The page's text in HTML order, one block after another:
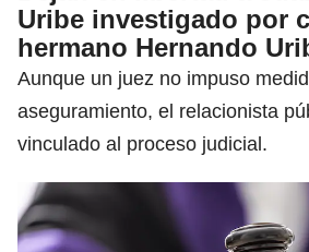
Uribe investigado por
hermano Hernando
Aunque un juez no impuso
aseguramiento, el relacionista
vinculado al proceso judicial.